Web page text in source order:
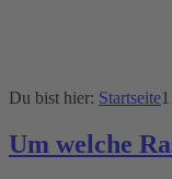
Du bist hier: Startseite1
Um welche